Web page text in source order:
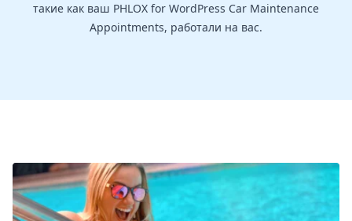
такие как ваш PHLOX for WordPress Car Maintenance
Appointments, работали на вас.